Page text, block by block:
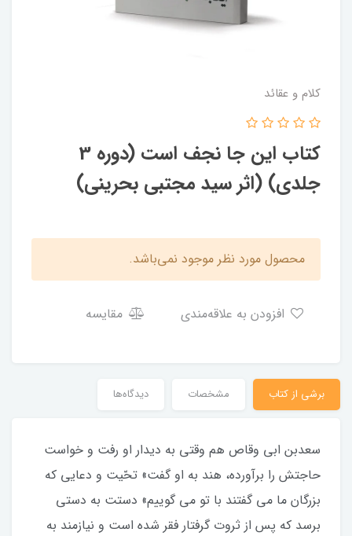
کلام و عقائد
کتاب این جا نجف است (دوره 3
جلدی) (اثر سید مجتبی بحرینی)
محصول مورد نظر موجود نمی‌باشد.
مقایسه
برشی از کتاب مشخصات دیدگاه‌ها
سعدبن ابی وقاص هم وقتی به دیدار او رفت و خواست
حاجتش را برآورده، هند به او گفت» تحّیت و دعایی که
بزرگان ما می گفتند با تو می گوییم» دستت به دستی
برسد که پس از ثروت گرفتار فقر شده است و نیازمند به